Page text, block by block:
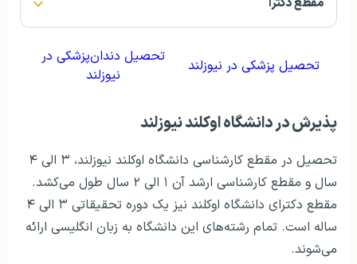
تحصيل پزشکی در نیوزلند
تحصيل دندان‌پزشکی در
نیوزلند
پذيرش در دانشگاه اوکلند نیوزلند
تحصیل در مقطع کارشناسی دانشگاه اوکلند نیوزلند، ۳ الی ۴
سال و مقطع کارشناسی ارشد آن ۱ الی ۲ سال طول می‌کشد.
مقطع دکترای دانشگاه اوکلند نیز یک دوره تحقیقاتی ۳ الی ۴
ساله است. تمام رشته‌های این دانشگاه به زبان انگلیسی ارائه
می‌شوند.